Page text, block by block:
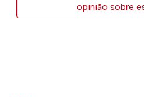
opinião sobre